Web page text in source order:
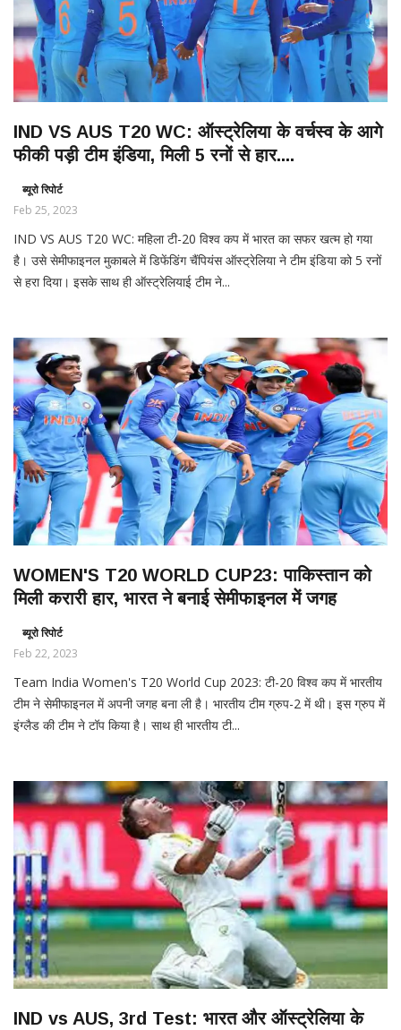
IND VS AUS T20 WC: ऑस्ट्रेलिया के वर्चस्व के आगे
फीकी पड़ी टीम इंडिया, मिली 5 रनों से हार....
ब्यूरो रिपोर्ट
Feb 25, 2023
IND VS AUS T20 WC: महिला टी-20 विश्व कप में भारत का सफर खत्म हो गया
है। उसे सेमीफाइनल मुकाबले में डिफेंडिंग चैंपियंस ऑस्ट्रेलिया ने टीम इंडिया को 5 रनों
से हरा दिया। इसके साथ ही ऑस्ट्रेलियाई टीम ने...
WOMEN'S T20 WORLD CUP23: पाकिस्तान को
मिली करारी हार, भारत ने बनाई सेमीफाइनल में जगह
ब्यूरो रिपोर्ट
Feb 22, 2023
Team India Women's T20 World Cup 2023: टी-20 विश्व कप में भारतीय
टीम ने सेमीफाइनल में अपनी जगह बना ली है। भारतीय टीम ग्रुप-2 में थी। इस ग्रुप में
इंग्लैड की टीम ने टॉप किया है। साथ ही भारतीय टी...
IND vs AUS, 3rd Test: भारत और ऑस्ट्रेलिया के